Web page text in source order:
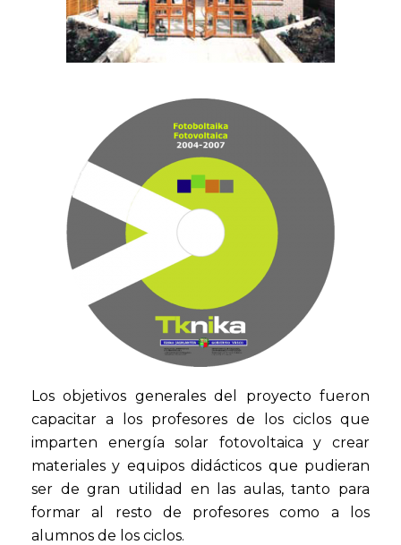
Los objetivos generales del proyecto fueron
capacitar a los profesores de los ciclos que
imparten energía solar fotovoltaica y crear
materiales y equipos didácticos que pudieran
ser de gran utilidad en las aulas, tanto para
formar al resto de profesores como a los
alumnos de los ciclos.